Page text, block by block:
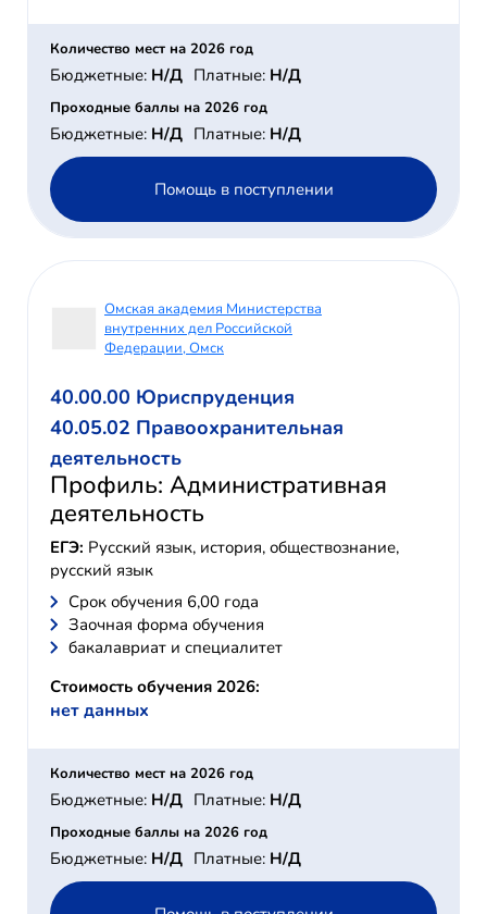
Количество мест на 2026 год
Бюджетные: Н/Д Платные: Н/Д
Проходные баллы на 2026 год
Бюджетные: Н/Д Платные: Н/Д
Помощь в поступлении
Омская академия Министерства
внутренних дел Российской
Федерации, Омск
40.00.00 Юриспруденция
40.05.02 Правоохранительная
деятельность
Профиль: Административная
деятельность
ЕГЭ: Русский язык, история, обществознание,
русский язык
Cрок обучения 6,00 года
Заочная форма обучения
бакалавриат и специалитет
Стоимость обучения 2026:
нет данных
Количество мест на 2026 год
Бюджетные: Н/Д Платные: Н/Д
Проходные баллы на 2026 год
Бюджетные: Н/Д Платные: Н/Д